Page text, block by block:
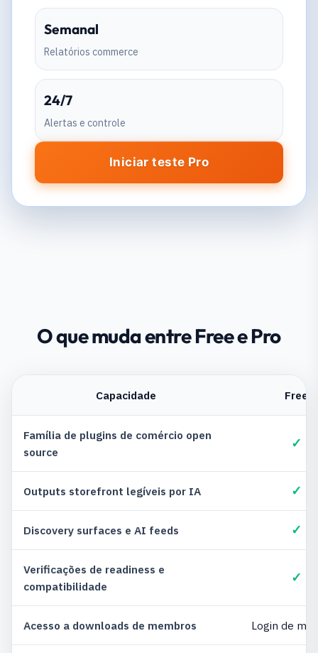
Semanal
Relatórios commerce
24/7
Alertas e controle
Iniciar teste Pro
O que muda entre Free e Pro
Capacidade Free
Família de plugins de comércio open
source
✓
Outputs storefront legíveis por IA ✓
Discovery surfaces e AI feeds ✓
Verificações de readiness e
compatibilidade
✓
Acesso a downloads de membros Login de